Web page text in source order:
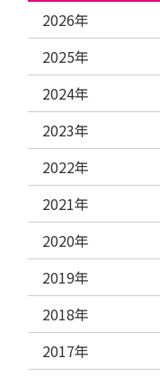
2026年
2025年
2024年
2023年
2022年
2021年
2020年
2019年
2018年
2017年